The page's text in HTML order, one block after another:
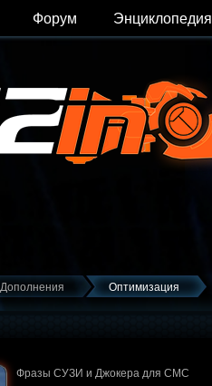
Форум Энциклопедия
Дополнения Оптимизация
Фразы СУЗИ и Джокера для СМС